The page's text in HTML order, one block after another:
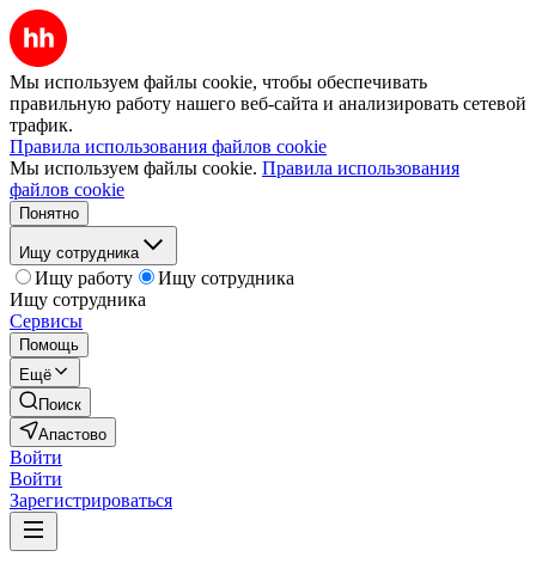
Мы используем файлы cookie, чтобы обеспечивать
правильную работу нашего веб-сайта и анализировать сетевой
трафик.
Правила использования файлов cookie
Мы используем файлы cookie. Правила использования
файлов cookie
Понятно
Ищу сотрудника
Ищу работу
Ищу сотрудника
Ищу сотрудника
Сервисы
Помощь
Ещё
Поиск
Апастово
Войти
Войти
Зарегистрироваться